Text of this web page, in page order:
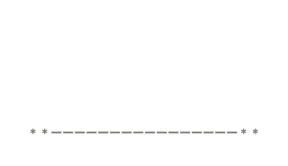
＊＊ーーーーーーーーーーーーーーーー＊＊